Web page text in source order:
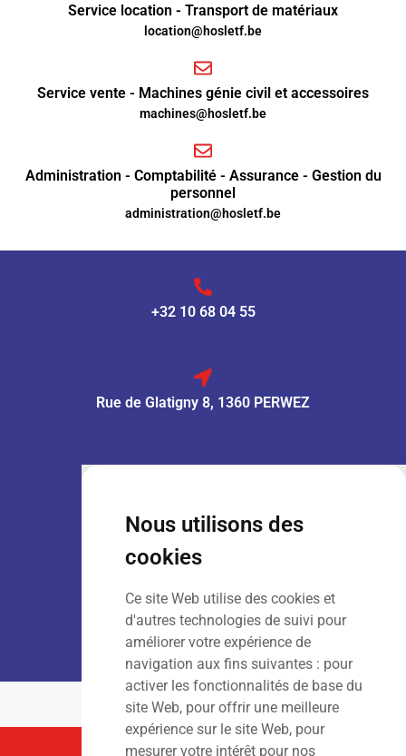
Nous utilisons des
cookies
Ce site Web utilise des cookies et
d'autres technologies de suivi pour
améliorer votre expérience de
navigation aux fins suivantes : pour
activer les fonctionnalités de base du
site Web, pour offrir une meilleure
expérience sur le site Web, pour
mesurer votre intérêt pour nos
Service location - Transport de matériaux
location@hosletf.be
Service vente - Machines génie civil et accessoires
machines@hosletf.be
Administration - Comptabilité - Assurance - Gestion du
personnel
administration@hosletf.be
+32 10 68 04 55
Rue de Glatigny 8, 1360 PERWEZ
: 9h00 – 13h00
Dim: Fermé
LOCATION :
Lun – Ven: 7h00 – 18h00
Sam – Dim
: Fermé